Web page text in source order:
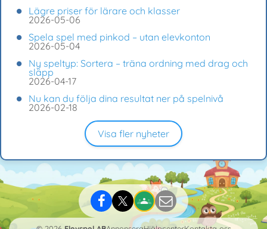
Lägre priser för lärare och klasser
2026-05-06
Spela spel med pinkod – utan elevkonton
2026-05-04
Ny speltyp: Sortera – träna ordning med drag och
släpp
2026-04-17
Nu kan du följa dina resultat ner på spelnivå
2026-02-18
Visa fler nyheter